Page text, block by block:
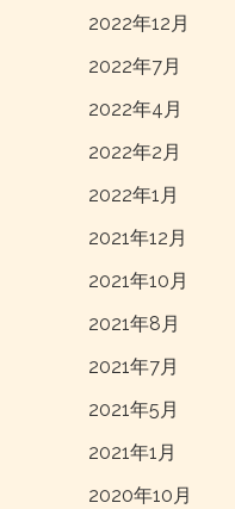
2022年12月
2022年7月
2022年4月
2022年2月
2022年1月
2021年12月
2021年10月
2021年8月
2021年7月
2021年5月
2021年1月
2020年10月